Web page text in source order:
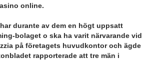
online.
durante av dem en högt uppsatt
bolaget o ska ha varit närvarande vid
på företagets huvudkontor och ägde
rapporterade att tre män i